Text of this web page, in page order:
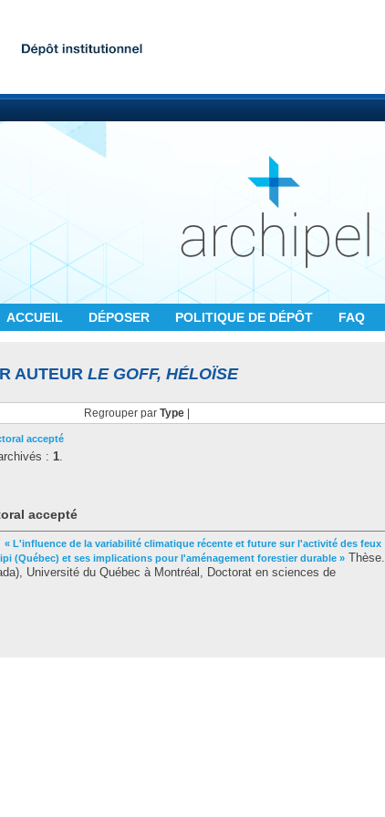
ACCUEIL DÉPOSER POLITIQUE DE DÉPÔT FAQ
AUTEUR LE GOFF, HÉLOÏSE
Regrouper par Type|
accepté
: 1.
accepté
« L'influence de la variabilité climatique récente et future sur l'activité des feux
(Québec) et ses implications pour l'aménagement forestier durable » Thèse.
Université du Québec à Montréal, Doctorat en sciences de